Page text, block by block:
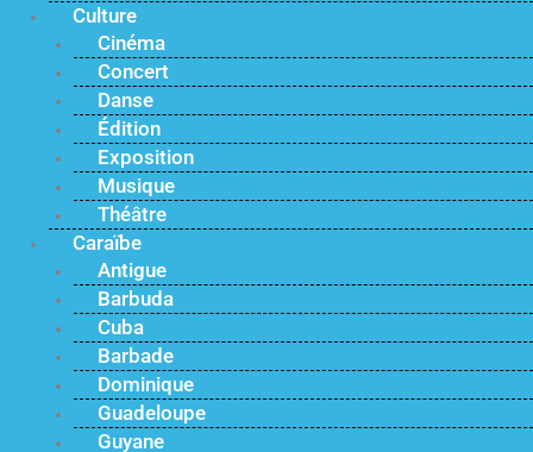
Culture
Cinéma
Concert
Danse
Édition
Exposition
Musique
Théâtre
Caraïbe
Antigue
Barbuda
Cuba
Barbade
Dominique
Guadeloupe
Guyane